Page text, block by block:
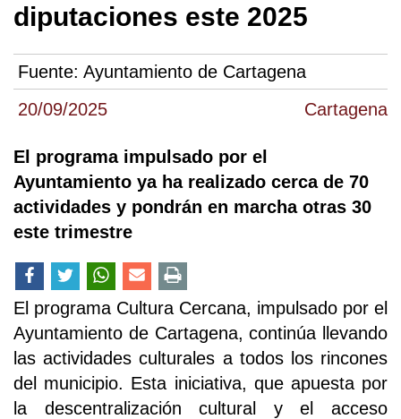
20/09/2025 Cartagena
diputaciones este 2025
Fuente: Ayuntamiento de Cartagena
El programa impulsado por el
Ayuntamiento ya ha realizado cerca de 70
actividades y pondrán en marcha otras 30
este trimestre
El programa Cultura Cercana, impulsado por el
Ayuntamiento de Cartagena, continúa llevando
las actividades culturales a todos los rincones
del municipio. Esta iniciativa, que apuesta por
la descentralización cultural y el acceso